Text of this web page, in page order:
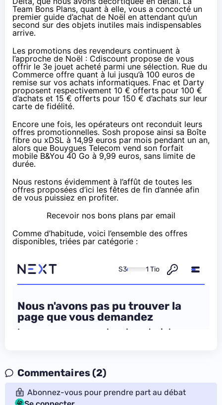
Team Bons Plans, quant à elle, vous a concocté un
premier guide d’achat de Noël en attendant qu’un
second sur des objets inutiles mais indispensables
arrive.
Les promotions des revendeurs continuent à
l’approche de Noël : Cdiscount propose de vous
offrir le 3e jouet acheté parmi une sélection. Rue du
Commerceoffre quant à lui jusqu’à 100 euros de
remise sur vos achats informatiques. Fnac et Darty
proposent respectivement 10 € offerts pour 100 €
d’achats et 15 € offerts pour 150 € d’achats sur leur
carte de fidélité.
Encore une fois, les opérateurs ont reconduit leurs
offres promotionnelles. Sosh propose ainsi sa Boîte
fibre ou xDSL à 14,99 euros par mois pendant un an,
alors que Bouygues Telecom vend son forfait
mobile B&You 40 Go à 9,99 euros, sans limite de
durée.
Nous restons évidemment à l’affût de toutes les
offres proposées d’ici les fêtes de fin d’année afin
de vous puissiez en profiter.
Recevoir nos bons plans par email
Comme d’habitude, voici l’ensemble des offres
disponibles, triées par catégorie :
Commentaires (2)
Abonnez-vous pour prendre part au débat